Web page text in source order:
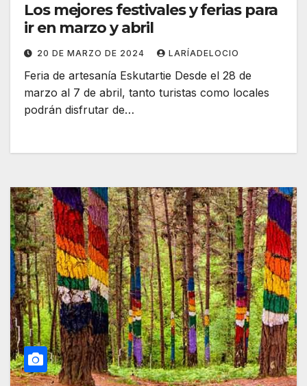
Los mejores festivales y ferias para
ir en marzo y abril
20 DE MARZO DE 2024 LARÍADELOCIO
Feria de artesanía Eskutartie Desde el 28 de
marzo al 7 de abril, tanto turistas como locales
podrán disfrutar de…